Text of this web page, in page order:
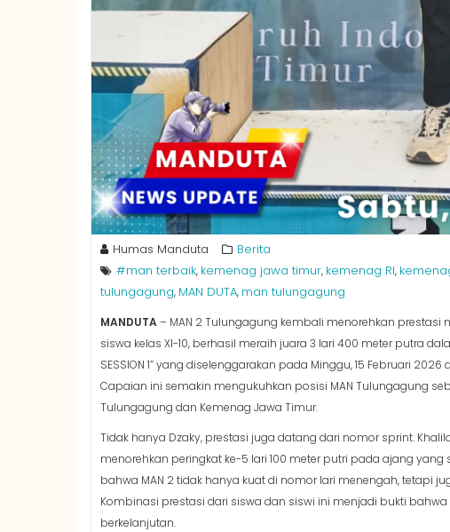
Humas Manduta
Berita
#man terbaik, kemenag jawa timur, kemenag RI,
tulungagung, MAN DUTA, man tulungagung
MANDUTA– MAN 2 Tulungagung kembali menorehkan prestasi
siswa kelas XI-10, berhasil meraih juara 3 lari 400 meter putra
SESSION 1” yang diselenggarakan pada Minggu, 15 Februari
Capaian ini semakin mengukuhkan posisi MAN Tulungagung
Tulungagung dan Kemenag Jawa Timur.
Tidak hanya Dzaky, prestasi juga datang dari nomor sprint.
menorehkan peringkat ke-5 lari 100 meter putri pada ajang
bahwa MAN 2 tidak hanya kuat di nomor lari menengah,
Kombinasi prestasi dari siswa dan siswi ini menjadi bukti
berkelanjutan.